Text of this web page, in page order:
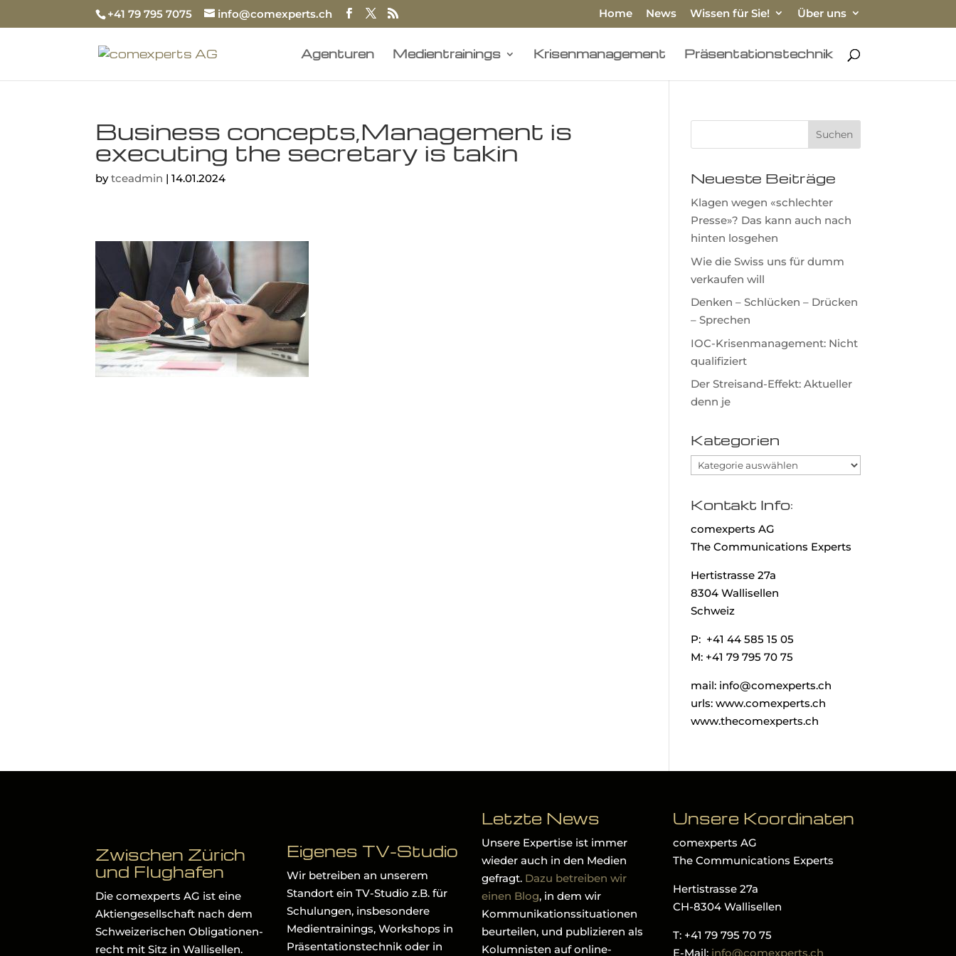
+41 79 795 7075 info@comexperts.ch Home News Wissen für Sie! Über uns
Agenturen Medientrainings Krisenmanagement Präsentationstechnik
Business concepts,Management is
executing the secretary is takin
bytceadmin |14.01.2024 Neueste Beiträge
Klagen wegen «schlechter
Presse»? Das kann auch nach
hinten losgehen
Wie die Swiss uns für dumm
verkaufen will
Denken – Schlücken – Drücken
– Sprechen
IOC-Krisenmanagement: Nicht
qualifiziert
Der Streisand-Effekt: Aktueller
denn je
Kategorien
Kategorien
Kontakt Info:
comexperts AG
The Communications Experts
Hertistrasse 27a
8304 Wallisellen
Schweiz
P: +41 44 585 15 05
M: +41 79 795 70 75
mail: info@comexperts.ch
urls: www.comexperts.ch
www.thecomexperts.ch
Zwischen Zürich
und Flughafen
Die comexperts AG ist eine
Aktiengesellschaft nach dem
Schweizerischen Obligationen-
recht mit Sitz in Wallisellen.
Eigenes TV-Studio
Wir betreiben an unserem
Standort ein TV-Studio z.B. für
Schulungen, insbesondere
Medientrainings, Workshops in
Präsentationstechnik oder in
Letzte News
Unsere Expertise ist immer
wieder auch in den Medien
gefragt. Dazu betreiben wir
einen Blog, in dem wir
Kommunikationssituationen
beurteilen, und publizieren als
Kolumnisten auf online-
Unsere Koordinaten
comexperts AG
The Communications Experts
Hertistrasse 27a
CH-8304 Wallisellen
T: +41 79 795 70 75
E-Mail: info@comexperts.ch